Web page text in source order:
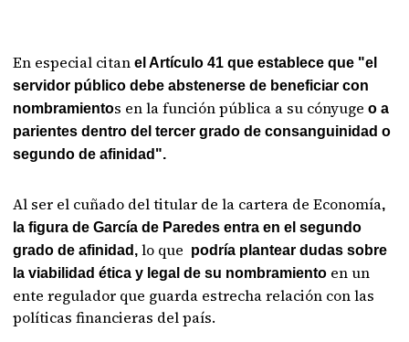
En especial citan el Artículo 41 que establece que "el
servidor público debe abstenerse de beneficiar con
nombramientos en la función pública a su cónyuge o a
parientes dentro del tercer grado de consanguinidad o
segundo de afinidad".
Al ser el cuñado del titular de la cartera de Economía,
la figura de García de Paredes entra en el segundo
grado de afinidad,lo que podría plantear dudas sobre
la viabilidad ética y legal de su nombramiento en un
ente regulador que guarda estrecha relación con las
políticas financieras del país.